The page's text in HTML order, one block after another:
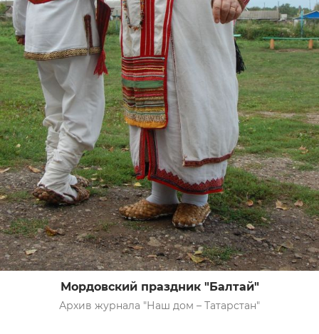
Мордовский праздник "Балтай"
Архив журнала "Наш дом – Татарстан"